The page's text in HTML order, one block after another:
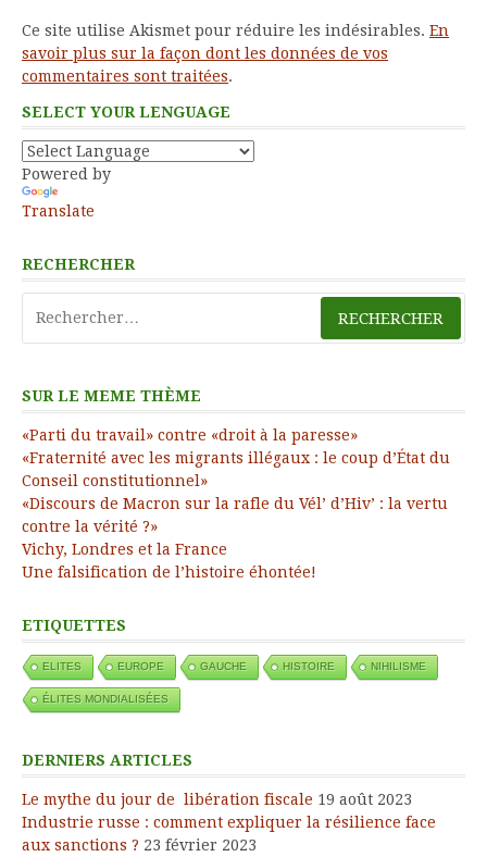
Ce site utilise Akismet pour réduire les indésirables. En
savoir plus sur la façon dont les données de vos
commentaires sont traitées.
SELECT YOUR LENGUAGE
Powered by
Translate
RECHERCHER
SUR LE MEME THÈME
«Parti du travail» contre «droit à la paresse»
«Fraternité avec les migrants illégaux : le coup d’État du
Conseil constitutionnel»
«Discours de Macron sur la rafle du Vél’ d’Hiv’ : la vertu
contre la vérité ?»
Vichy, Londres et la France
Une falsification de l’histoire éhontée!
ETIQUETTES
ELITES EUROPE GAUCHE HISTOIRE NIHILISME
ÉLITES MONDIALISÉES
DERNIERS ARTICLES
Le mythe du jour de libération fiscale 19 août 2023
Industrie russe : comment expliquer la résilience face
aux sanctions ? 23 février 2023